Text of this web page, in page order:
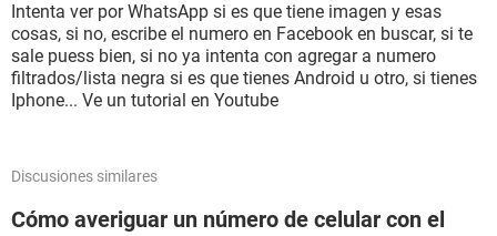
Intenta ver por WhatsApp si es que tiene imagen y esas
cosas, si no, escribe el numero en Facebook en buscar, si te
sale puess bien, si no ya intenta con agregar a numero
filtrados/lista negra si es que tienes Android u otro, si tienes
Iphone... Ve un tutorial en Youtube
Discusiones similares
Cómo averiguar un número de celular con el